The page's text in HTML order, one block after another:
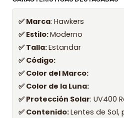
✅ Marca: Hawkers
✅ Estilo:Moderno
✅ Talla:Estandar
✅ Código:
✅ Color del Marco:
✅ Color de la Luna:
✅ Protección Solar: UV400
✅ Contenido:Lentes de